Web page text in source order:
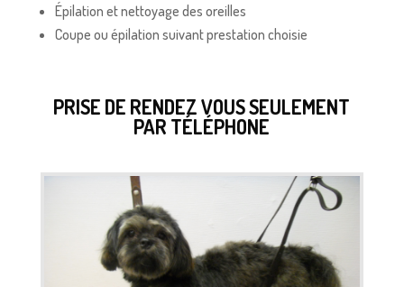
Épilation et nettoyage des oreilles
Coupe ou épilation suivant prestation choisie
PRISE DE RENDEZ VOUS SEULEMENT
PAR TÉLÉPHONE